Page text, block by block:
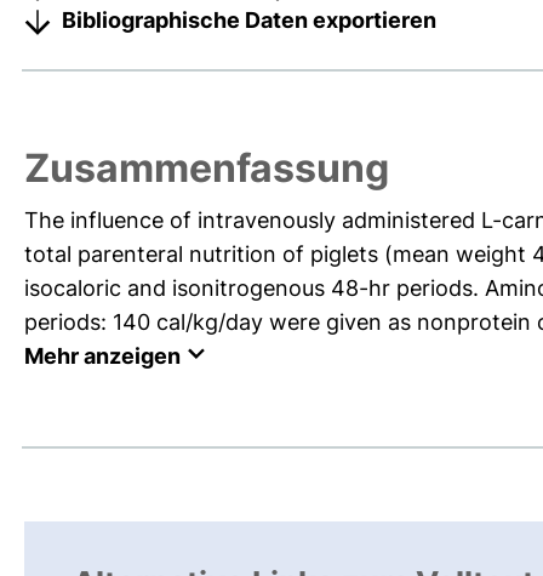
Bibliographische Daten exportieren
Zusammenfassung
The influence of intravenously administered L-
total parenteral nutrition of piglets (mean weight
isocaloric and isonitrogenous 48-hr periods.
periods: 140 cal/kg/day were given as nonprotein
Mehr anzeigen